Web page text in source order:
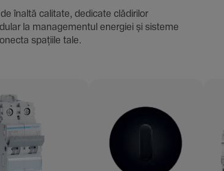
înaltă cali­tate, dedi­cate clădi­rilor
la managementul energiei și sisteme
spațiile tale.